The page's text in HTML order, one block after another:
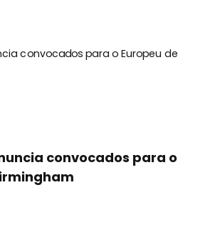
convocados para o